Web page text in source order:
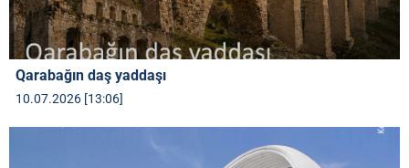
Qarabağın daş yaddaşı
10.07.2026 [13:06]